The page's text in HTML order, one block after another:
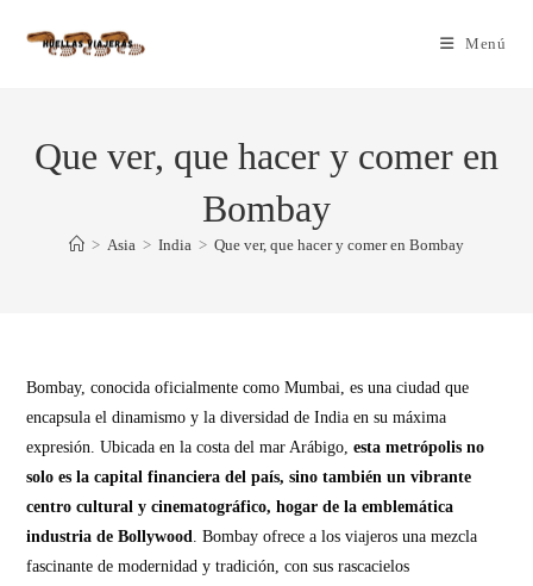
Menú
Que ver, que hacer y comer en
Bombay
> Asia > India > Que ver, que hacer y comer en Bombay
Bombay, conocida oficialmente como Mumbai, es una ciudad que
encapsula el dinamismo y la diversidad de India en su máxima
expresión. Ubicada en la costa del mar Arábigo,esta metrópolis no
solo es la capital financiera del país, sino también un vibrante
centro cultural y cinematográfico, hogar de la emblemática
industria de Bollywood. Bombay ofrece a los viajeros una mezcla
fascinante de modernidad y tradición, con sus rascacielos